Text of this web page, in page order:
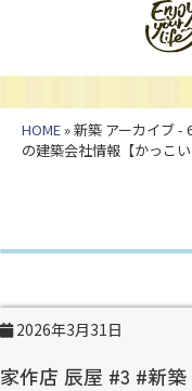
HOME» 新築 アーカイブ -
の建築会社情報【かっこ
2026年3月31日
家作店 辰屋 #3 #新